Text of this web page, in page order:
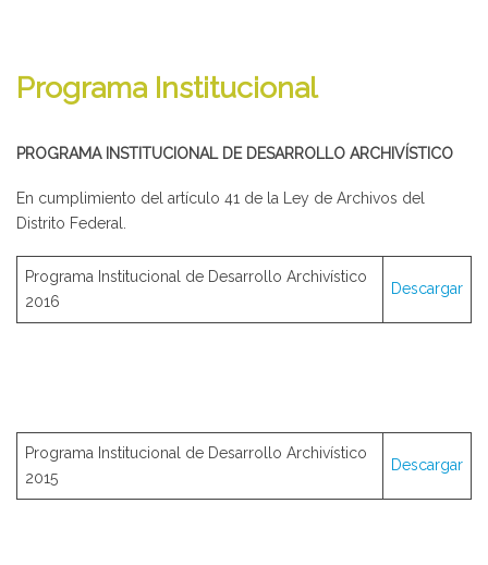
Programa Institucional
PROGRAMA INSTITUCIONAL DE DESARROLLO ARCHIVÍSTICO
En cumplimiento del artículo 41 de la Ley de Archivos del
Distrito Federal.
Programa Institucional de Desarrollo Archivístico
2016
Descargar
Programa Institucional de Desarrollo Archivístico
2015
Descargar